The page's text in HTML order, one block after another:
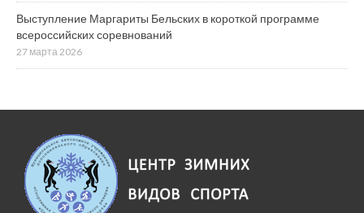
Выступление Маргариты Бельских в короткой программе
всероссийских соревнований
27 марта 2026